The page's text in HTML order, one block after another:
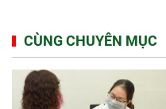
CÙNG CHUYÊN MỤC